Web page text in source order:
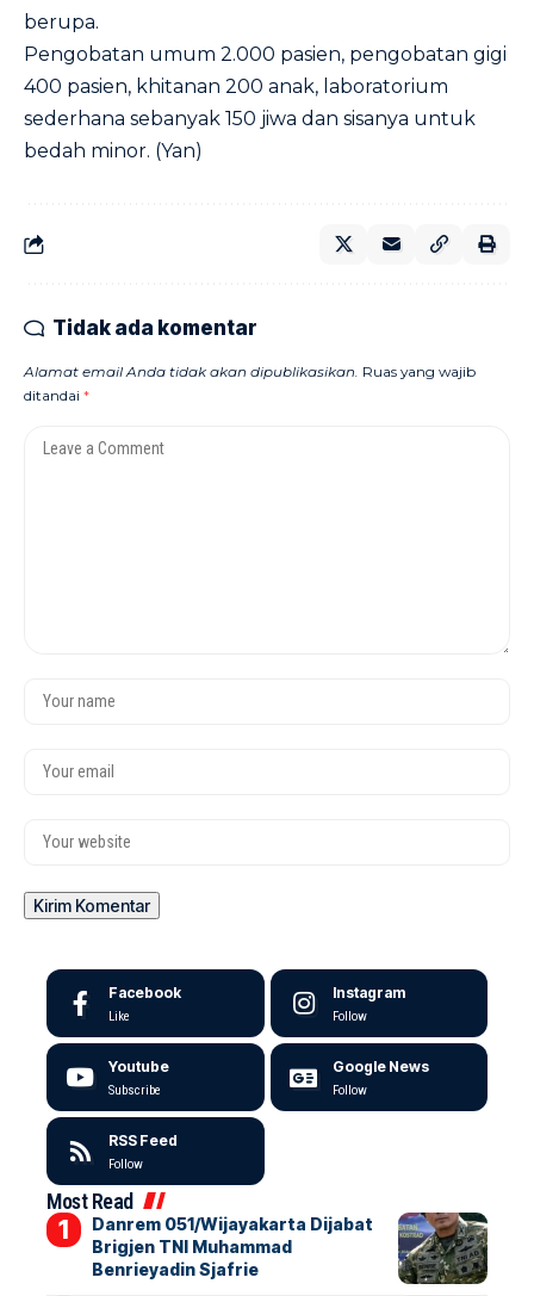
berupa.
Pengobatan umum 2.000 pasien, pengobatan gigi
400 pasien, khitanan 200 anak, laboratorium
sederhana sebanyak 150 jiwa dan sisanya untuk
bedah minor. (Yan)
Tidak ada komentar
Alamat email Anda tidak akan dipublikasikan. Ruas yang wajib
ditandai *
Facebook
Like
Instagram
Follow
Youtube
Subscribe
Google News
Follow
RSS Feed
Follow
Most Read
Danrem 051/Wijayakarta Dijabat
Brigjen TNI Muhammad
Benrieyadin Sjafrie